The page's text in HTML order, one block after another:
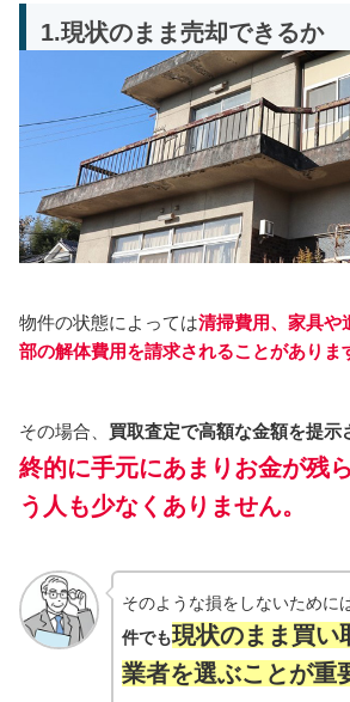
1.現状のまま売却できるか
物件の状態によっては清掃費用、家具や
部の解体費用を請求されることがありま
その場合、 買取査定で高額な金額を提示
終的に手元にあまりお金が残
う人も少なくありません。
そのような損をしないためには
件でも現状のまま買い
業者を選ぶことが重